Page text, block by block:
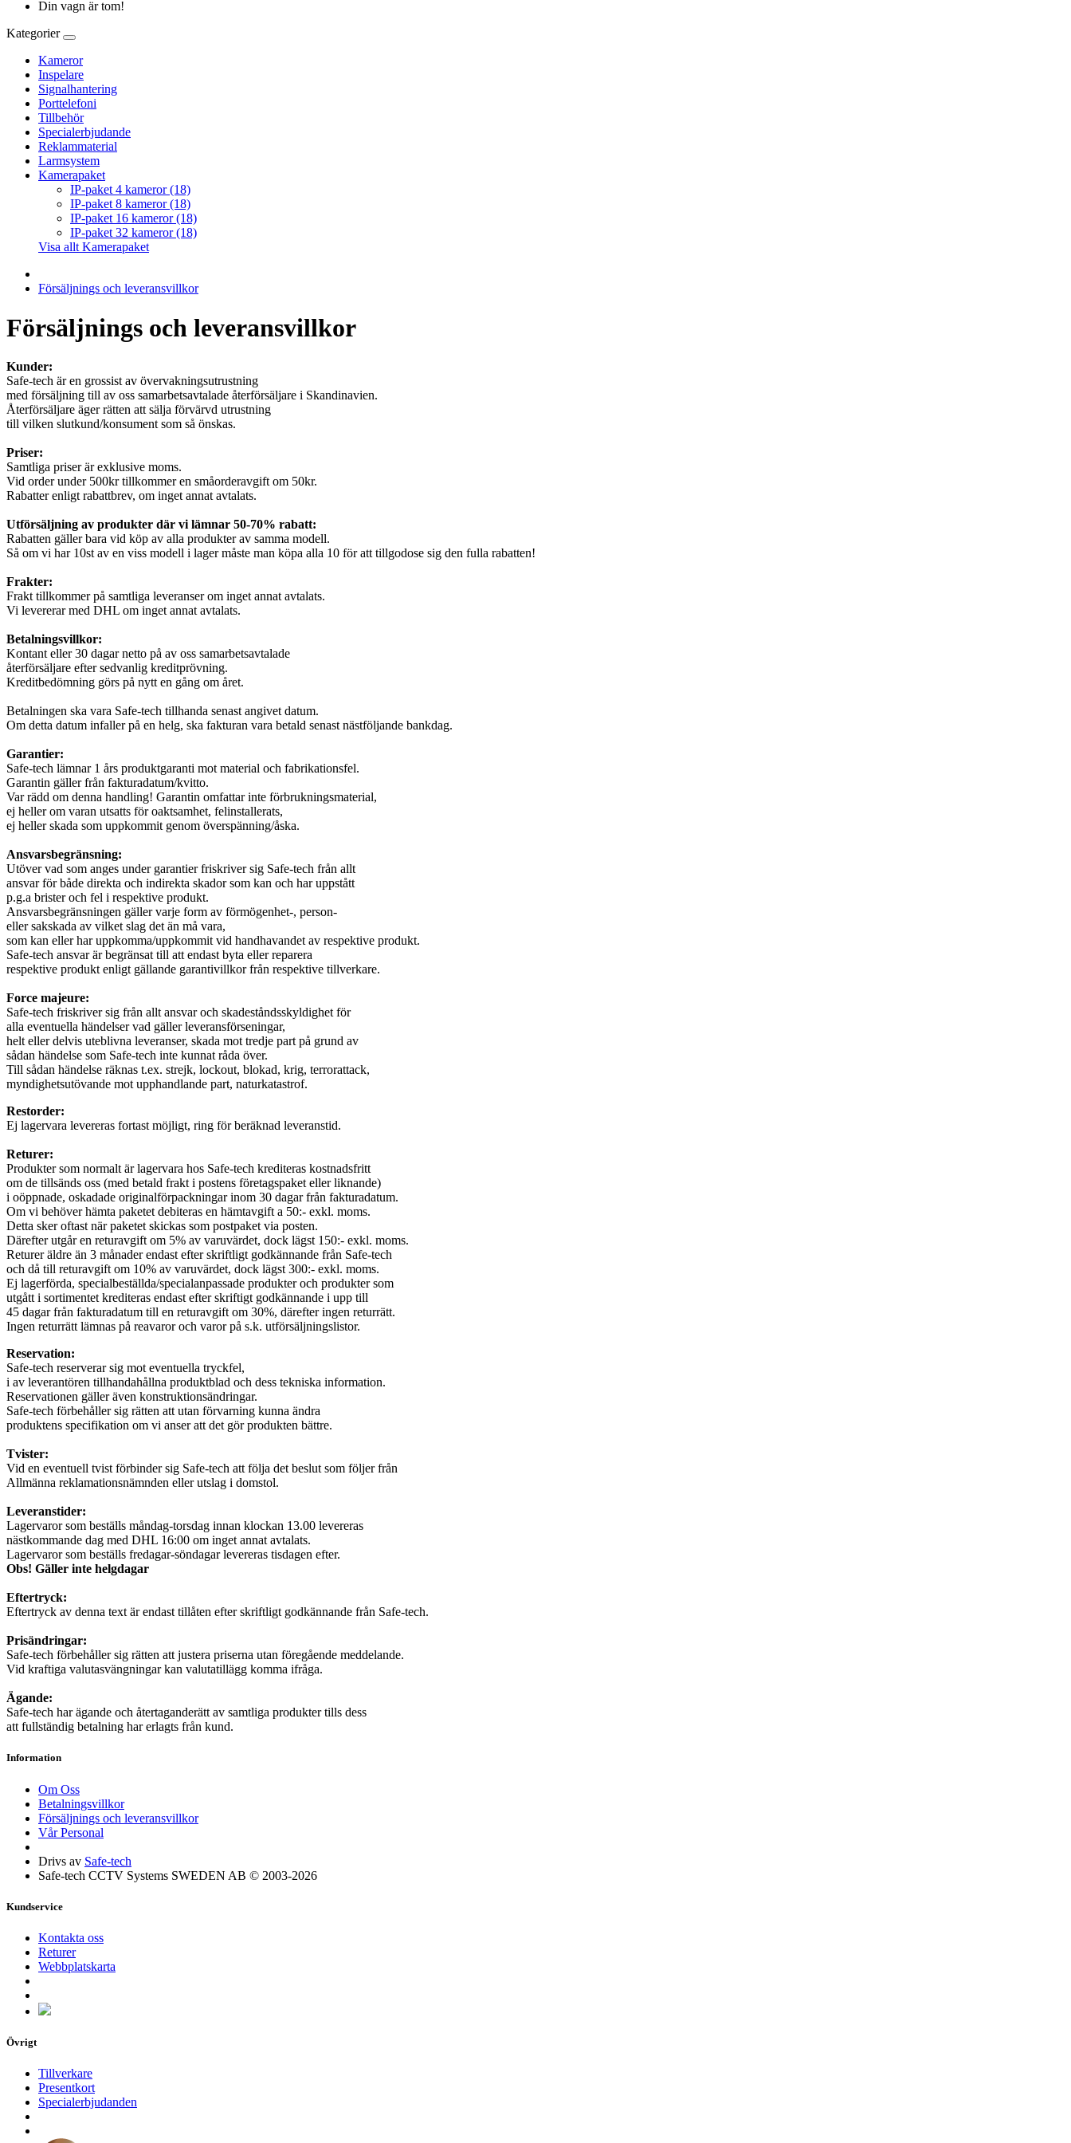
Din vagn är tom!
Kategorier
Kameror
Inspelare
Signalhantering
Porttelefoni
Tillbehör
Specialerbjudande
Reklammaterial
Larmsystem
Kamerapaket
IP-paket 4 kameror (18)
IP-paket 8 kameror (18)
IP-paket 16 kameror (18)
IP-paket 32 kameror (18)
Visa allt Kamerapaket
Försäljnings och leveransvillkor
Försäljnings och leveransvillkor
Kunder:
Safe-tech är en grossist av övervakningsutrustning
med försäljning till av oss samarbetsavtalade återförsäljare i Skandinavien.
Återförsäljare äger rätten att sälja förvärvd utrustning
till vilken slutkund/konsument som så önskas.
Priser:
Samtliga priser är exklusive moms.
Vid order under 500kr tillkommer en småorderavgift om 50kr.
Rabatter enligt rabattbrev, om inget annat avtalats.
Utförsäljning av produkter där vi lämnar 50-70% rabatt:
Rabatten gäller bara vid köp av alla produkter av samma modell.
Så om vi har 10st av en viss modell i lager måste man köpa alla 10 för att tillgodose sig den fulla rabatten!
Frakter:
Frakt tillkommer på samtliga leveranser om inget annat avtalats.
Vi levererar med DHL om inget annat avtalats.
Betalningsvillkor:
Kontant eller 30 dagar netto på av oss samarbetsavtalade
återförsäljare efter sedvanlig kreditprövning.
Kreditbedömning görs på nytt en gång om året.
Betalningen ska vara Safe-tech tillhanda senast angivet datum.
Om detta datum infaller på en helg, ska fakturan vara betald senast nästföljande bankdag.
Garantier:
Safe-tech lämnar 1 års produktgaranti mot material och fabrikationsfel.
Garantin gäller från fakturadatum/kvitto.
Var rädd om denna handling! Garantin omfattar inte förbrukningsmaterial,
ej heller om varan utsatts för oaktsamhet, felinstallerats,
ej heller skada som uppkommit genom överspänning/åska.
Ansvarsbegränsning:
Utöver vad som anges under garantier friskriver sig Safe-tech från allt
ansvar för både direkta och indirekta skador som kan och har uppstått
p.g.a brister och fel i respektive produkt.
Ansvarsbegränsningen gäller varje form av förmögenhet-, person-
eller sakskada av vilket slag det än må vara,
som kan eller har uppkomma/uppkommit vid handhavandet av respektive produkt.
Safe-tech ansvar är begränsat till att endast byta eller reparera
respektive produkt enligt gällande garantivillkor från respektive tillverkare.
Force majeure:
Safe-tech friskriver sig från allt ansvar och skadeståndsskyldighet för
alla eventuella händelser vad gäller leveransförseningar,
helt eller delvis uteblivna leveranser, skada mot tredje part på grund av
sådan händelse som Safe-tech inte kunnat råda över.
Till sådan händelse räknas t.ex. strejk, lockout, blokad, krig, terrorattack,
myndighetsutövande mot upphandlande part, naturkatastrof.
Restorder:
Ej lagervara levereras fortast möjligt, ring för beräknad leveranstid.
Returer:
Produkter som normalt är lagervara hos Safe-tech krediteras kostnadsfritt
om de tillsänds oss (med betald frakt i postens företagspaket eller liknande)
i oöppnade, oskadade originalförpackningar inom 30 dagar från fakturadatum.
Om vi behöver hämta paketet debiteras en hämtavgift a 50:- exkl. moms.
Detta sker oftast när paketet skickas som postpaket via posten.
Därefter utgår en returavgift om 5% av varuvärdet, dock lägst 150:- exkl. moms.
Returer äldre än 3 månader endast efter skriftligt godkännande från Safe-tech
och då till returavgift om 10% av varuvärdet, dock lägst 300:- exkl. moms.
Ej lagerförda, specialbeställda/specialanpassade produkter och produkter som
utgått i sortimentet krediteras endast efter skriftigt godkännande i upp till
45 dagar från fakturadatum till en returavgift om 30%, därefter ingen returrätt.
Ingen returrätt lämnas på reavaror och varor på s.k. utförsäljningslistor.
Reservation:
Safe-tech reserverar sig mot eventuella tryckfel,
i av leverantören tillhandahållna produktblad och dess tekniska information.
Reservationen gäller även konstruktionsändringar.
Safe-tech förbehåller sig rätten att utan förvarning kunna ändra
produktens specifikation om vi anser att det gör produkten bättre.
Tvister:
Vid en eventuell tvist förbinder sig Safe-tech att följa det beslut som följer från
Allmänna reklamationsnämnden eller utslag i domstol.
Leveranstider:
Lagervaror som beställs måndag-torsdag innan klockan 13.00 levereras
nästkommande dag med DHL 16:00 om inget annat avtalats.
Lagervaror som beställs fredagar-söndagar levereras tisdagen efter.
Obs! Gäller inte helgdagar
Eftertryck:
Eftertryck av denna text är endast tillåten efter skriftligt godkännande från Safe-tech.
Prisändringar:
Safe-tech förbehåller sig rätten att justera priserna utan föregående meddelande.
Vid kraftiga valutasvängningar kan valutatillägg komma ifråga.
Ägande:
Safe-tech har ägande och återtaganderätt av samtliga produkter tills dess
att fullständig betalning har erlagts från kund.
Information
Om Oss
Betalningsvillkor
Försäljnings och leveransvillkor
Vår Personal
Drivs av Safe-tech
Safe-tech CCTV Systems SWEDEN AB © 2003-2026
Kundservice
Kontakta oss
Returer
Webbplatskarta
Övrigt
Tillverkare
Presentkort
Specialerbjudanden